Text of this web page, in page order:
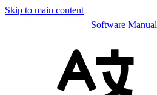
Skip to main content
Software Manual